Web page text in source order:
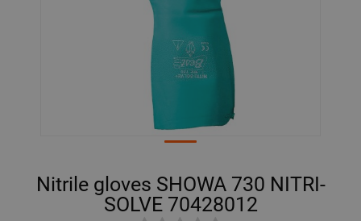
Nitrile gloves SHOWA 730 NITRI-
SOLVE 70428012